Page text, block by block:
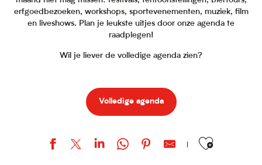
erfgoedbezoeken, workshops, sportevenementen, muziek, film
en liveshows. Plan je leukste uitjes door onze agenda te
raadplegen!
Wil je liever de volledige agenda zien?
Volledige agenda
Ajouter aux